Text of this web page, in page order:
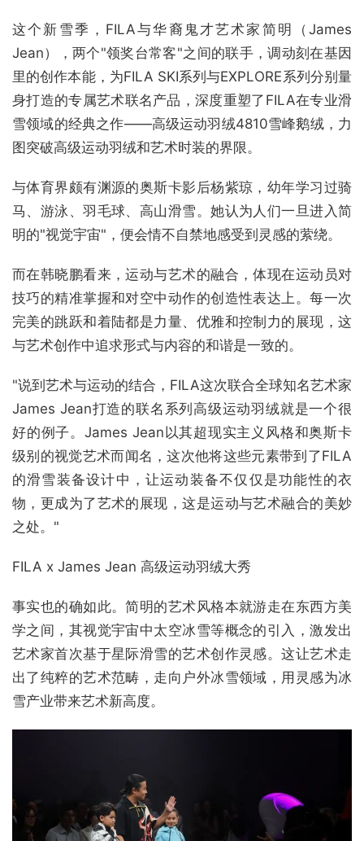
这个新雪季，FILA与华裔鬼才艺术家简明（James
Jean），两个"领奖台常客"之间的联手，调动刻在基因
里的创作本能，为FILA SKI系列与EXPLORE系列分别量
身打造的专属艺术联名产品，深度重塑了FILA在专业滑
雪领域的经典之作——高级运动羽绒4810雪峰鹅绒，力
图突破高级运动羽绒和艺术时装的界限。
与体育界颇有渊源的奥斯卡影后杨紫琼，幼年学习过骑
马、游泳、羽毛球、高山滑雪。她认为人们一旦进入简
明的"视觉宇宙"，便会情不自禁地感受到灵感的萦绕。
而在韩晓鹏看来，运动与艺术的融合，体现在运动员对
技巧的精准掌握和对空中动作的创造性表达上。每一次
完美的跳跃和着陆都是力量、优雅和控制力的展现，这
与艺术创作中追求形式与内容的和谐是一致的。
"说到艺术与运动的结合，FILA这次联合全球知名艺术家
James Jean打造的联名系列高级运动羽绒就是一个很
好的例子。James Jean以其超现实主义风格和奥斯卡
级别的视觉艺术而闻名，这次他将这些元素带到了FILA
的滑雪装备设计中，让运动装备不仅仅是功能性的衣
物，更成为了艺术的展现，这是运动与艺术融合的美妙
之处。"
FILA x James Jean 高级运动羽绒大秀
事实也的确如此。简明的艺术风格本就游走在东西方美
学之间，其视觉宇宙中太空冰雪等概念的引入，激发出
艺术家首次基于星际滑雪的艺术创作灵感。这让艺术走
出了纯粹的艺术范畴，走向户外冰雪领域，用灵感为冰
雪产业带来艺术新高度。